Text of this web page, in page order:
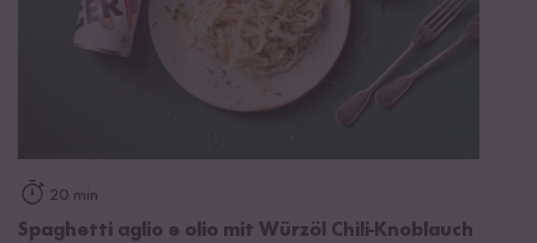
20 min
Spaghetti aglio e olio mit Würzöl Chili-Knoblauch